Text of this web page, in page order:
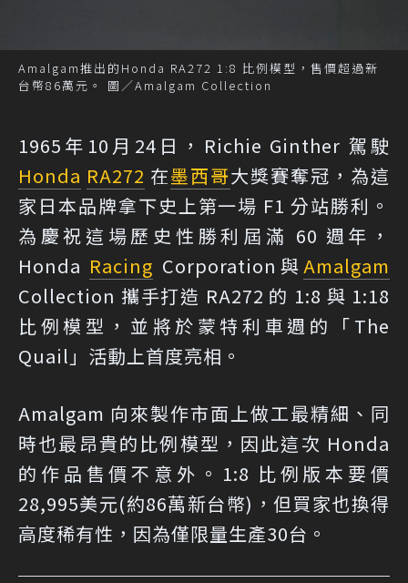
Amalgam推出的Honda RA272 1:8 比例模型，售價超過新
台幣86萬元。 圖／Amalgam Collection
1965年10月24日，Richie Ginther 駕駛
Honda RA272 在墨西哥大獎賽奪冠，為這
家日本品牌拿下史上第一場 F1 分站勝利。
為慶祝這場歷史性勝利屆滿 60 週年，
Honda Racing Corporation與Amalgam
Collection 攜手打造 RA272 的 1:8 與 1:18
比例模型，並將於蒙特利車週的「The
Quail」活動上首度亮相。
Amalgam 向來製作市面上做工最精細、同
時也最昂貴的比例模型，因此這次 Honda
的作品售價不意外。1:8 比例版本要價
28,995美元(約86萬新台幣)，但買家也換得
高度稀有性，因為僅限量生產30台。